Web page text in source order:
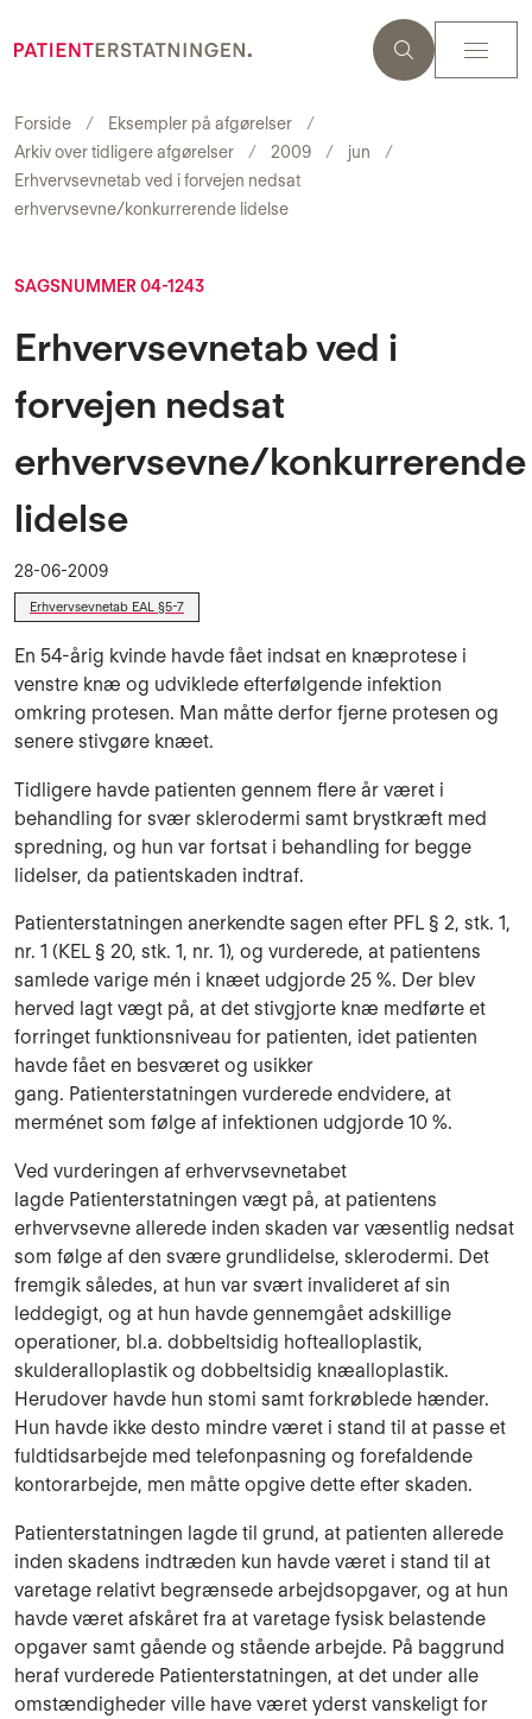
Forside
Eksempler på afgørelser
Arkiv over tidligere afgørelser
2009
jun
Erhvervsevnetab ved i forvejen nedsat
erhvervsevne/konkurrerende lidelse
SAGSNUMMER 04-1243
Erhvervsevnetab ved i
forvejen nedsat
erhvervsevne/konkurrerende
lidelse
28-06-2009
Erhvervsevnetab EAL §5-7
En 54-årig kvinde havde fået indsat en knæprotese i
venstre knæ og udviklede efterfølgende infektion
omkring protesen. Man måtte derfor fjerne protesen og
senere stivgøre knæet.
Tidligere havde patienten gennem flere år været i
behandling for svær sklerodermi samt brystkræft med
spredning, og hun var fortsat i behandling for begge
lidelser, da patientskaden indtraf.
Patienterstatningen anerkendte sagen efter PFL § 2, stk. 1,
nr. 1 (KEL § 20, stk. 1, nr. 1), og vurderede, at patientens
samlede varige mén i knæet udgjorde 25 %. Der blev
herved lagt vægt på, at det stivgjorte knæ medførte et
forringet funktionsniveau for patienten, idet patienten
havde fået en besværet og usikker
gang. Patienterstatningen vurderede endvidere, at
merménet som følge af infektionen udgjorde 10 %.
Ved vurderingen af erhvervsevnetabet
lagde Patienterstatningen vægt på, at patientens
erhvervsevne allerede inden skaden var væsentlig nedsat
som følge af den svære grundlidelse, sklerodermi. Det
fremgik således, at hun var svært invalideret af sin
leddegigt, og at hun havde gennemgået adskillige
operationer, bl.a. dobbeltsidig hoftealloplastik,
skulderalloplastik og dobbeltsidig knæalloplastik.
Herudover havde hun stomi samt forkrøblede hænder.
Hun havde ikke desto mindre været i stand til at passe et
fuldtidsarbejde med telefonpasning og forefaldende
kontorarbejde, men måtte opgive dette efter skaden.
Patienterstatningen lagde til grund, at patienten allerede
inden skadens indtræden kun havde været i stand til at
varetage relativt begrænsede arbejdsopgaver, og at hun
havde været afskåret fra at varetage fysisk belastende
opgaver samt gående og stående arbejde. På baggrund
heraf vurderede Patienterstatningen, at det under alle
omstændigheder ville have været yderst vanskeligt for